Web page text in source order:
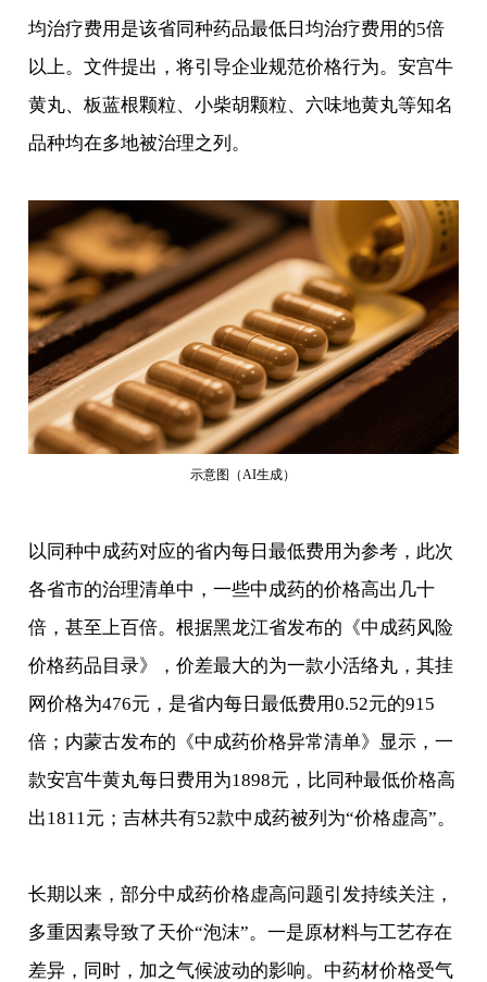
均治疗费用是该省同种药品最低日均治疗费用的5倍
以上。文件提出，将引导企业规范价格行为。安宫牛
黄丸、板蓝根颗粒、小柴胡颗粒、六味地黄丸等知名
品种均在多地被治理之列。
示意图（AI生成）
以同种中成药对应的省内每日最低费用为参考，此次
各省市的治理清单中，一些中成药的价格高出几十
倍，甚至上百倍。根据黑龙江省发布的《中成药风险
价格药品目录》，价差最大的为一款小活络丸，其挂
网价格为476元，是省内每日最低费用0.52元的915
倍；内蒙古发布的《中成药价格异常清单》显示，一
款安宫牛黄丸每日费用为1898元，比同种最低价格高
出1811元；吉林共有52款中成药被列为“价格虚高”。
长期以来，部分中成药价格虚高问题引发持续关注，
多重因素导致了天价“泡沫”。一是原材料与工艺存在
差异，同时，加之气候波动的影响。中药材价格受气